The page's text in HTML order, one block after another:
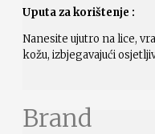
Uputa za korištenje :
Nanesite ujutro na lice,
kožu, izbjegavajući
Brand